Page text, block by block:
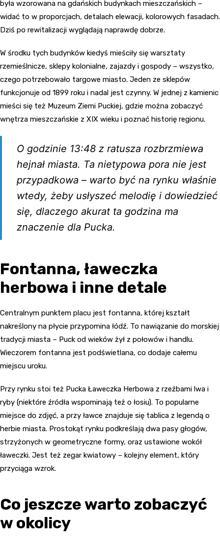
była wzorowana na gdańskich budynkach mieszczańskich –
widać to w proporcjach, detalach elewacji, kolorowych fasadach.
Dziś po rewitalizacji wyglądają naprawdę dobrze.
W środku tych budynków kiedyś mieściły się warsztaty
rzemieślnicze, sklepy kolonialne, zajazdy i gospody – wszystko,
czego potrzebowało targowe miasto. Jeden ze sklepów
funkcjonuje od 1899 roku i nadal jest czynny. W jednej z kamienic
mieści się też Muzeum Ziemi Puckiej, gdzie można zobaczyć
wnętrza mieszczańskie z XIX wieku i poznać historię regionu.
O godzinie 13:48 z ratusza rozbrzmiewa
hejnał miasta. Ta nietypowa pora nie jest
przypadkowa – warto być na rynku właśnie
wtedy, żeby usłyszeć melodię i dowiedzieć
się, dlaczego akurat ta godzina ma
znaczenie dla Pucka.
Fontanna, ławeczka
herbowa i inne detale
Centralnym punktem placu jest fontanna, której kształt
nakreślony na płycie przypomina łódź. To nawiązanie do morskiej
tradycji miasta – Puck od wieków żył z połowów i handlu.
Wieczorem fontanna jest podświetlana, co dodaje całemu
miejscu uroku.
Przy rynku stoi też Pucka Ławeczka Herbowa z rzeźbami lwa i
ryby (niektóre źródła wspominają też o łosiu). To popularne
miejsce do zdjęć, a przy ławce znajduje się tablica z legendą o
herbie miasta. Prostokąt rynku podkreślają dwa pasy głogów,
strzyżonych w geometryczne formy, oraz ustawione wokół
ławeczki. Jest też zegar kwiatowy – kolejny element, który
przyciąga wzrok.
Co jeszcze warto zobaczyć
w okolicy